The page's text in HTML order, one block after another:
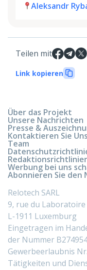
Aleksandr
Teilen mit
Link kopieren
Über das Projekt
Unsere Nachrichten
Presse &
Kontaktieren Sie Uns
Team
Werbung bei uns
Abonnieren Sie
Relotech SARL
9, rue du Laboratoire
L-1911 Luxemburg
Eingetragen im
der Nummer
Gewerbeerlaubnis
Tätigkeiten und